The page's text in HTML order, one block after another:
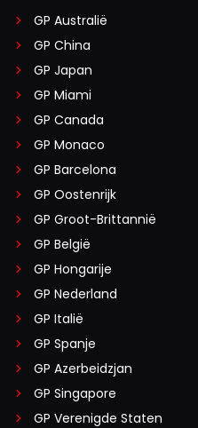
GP Australië
GP China
GP Japan
GP Miami
GP Canada
GP Monaco
GP Barcelona
GP Oostenrijk
GP Groot-Brittannië
GP België
GP Hongarije
GP Nederland
GP Italië
GP Spanje
GP Azerbeidzjan
GP Singapore
GP Verenigde Staten